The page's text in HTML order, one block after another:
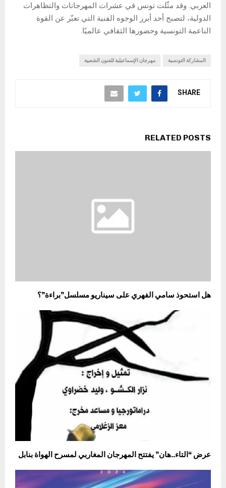
العربي. وقد مثّلت تونس في عشرات المهرجانات والتظاهرات
الدولية، لتصبح أحد أبرز الوجوه الفنية التي تعبّر عن القوة
الناعمة التونسية وحضورها الثقافي عالميًا.
المشاركة التونسية مهرجان الإسماعيلية للفنون الشعبية
SHARE
RELATED POSTS
هل استحوذ سامي الفهري على سيناريو مسلسل”براءة”؟
عرض “التاء..هان” يفتتح المهرجان المغاربي لمسرح الهواة بنابل